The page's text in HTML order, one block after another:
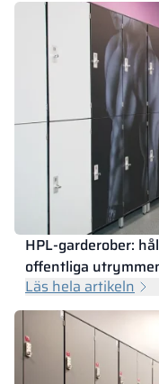
HPL-garderober:
offentliga
Läs hela artikeln